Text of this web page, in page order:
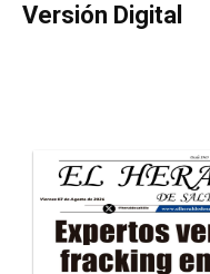
Versión Digital